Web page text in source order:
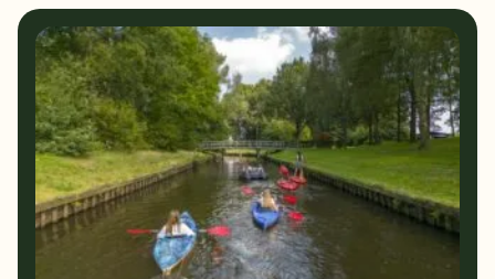
7 Bungalows 9 Kindvriendelijk
8 Prijs/kwaliteit